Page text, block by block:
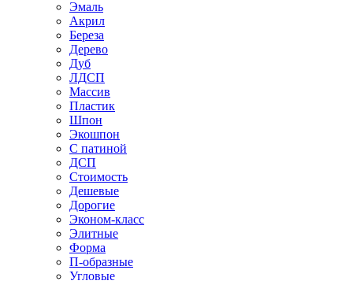
Эмаль
Акрил
Береза
Дерево
Дуб
ЛДСП
Массив
Пластик
Шпон
Экошпон
С патиной
ДСП
Стоимость
Дешевые
Дорогие
Эконом-класс
Элитные
Форма
П-образные
Угловые